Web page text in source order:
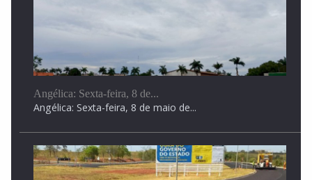
Angélica: Sexta-feira, 8 de...
Angélica: Sexta-feira, 8 de maio de...